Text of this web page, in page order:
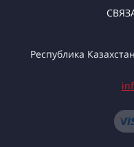
Республика